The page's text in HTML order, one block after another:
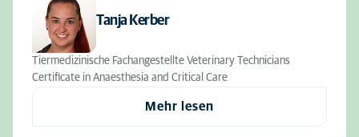
Tanja Kerber
Tiermedizinische Fachangestellte Veterinary Technicians
Certificate in Anaesthesia and Critical Care
Mehr lesen